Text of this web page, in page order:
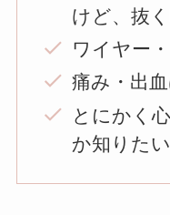
けど、抜
ワイヤー
痛み・出
とにかく
か知りたい